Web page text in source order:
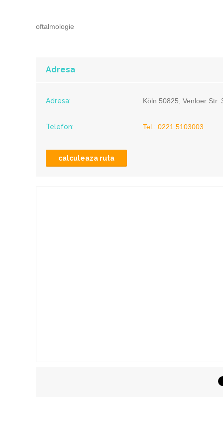
oftalmologie
Adresa
Adresa: Köln 50825, Venloer Str.
Telefon: Tel.: 0221 5103003
calculeaza ruta